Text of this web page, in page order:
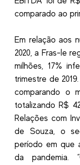
comparado ao
Em relação aos
2020, a Fras-le
milhões, 17%
trimestre de
comparando o
totalizando R$
Relações com
de Souza, o
período em que
da pandemia.